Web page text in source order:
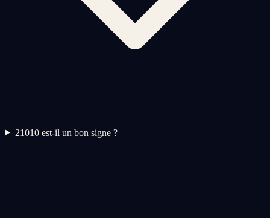
21010 est-il un bon signe ?